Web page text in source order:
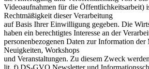
Videoaufnahmen für die Öffentlichkeitsarbeit)
Rechtmäßigkeit dieser Verarbeitung
auf Basis Ihrer Einwilligung gegeben. Die
haben ein berechtigtes Interesse an der
personenbezogenen Daten zur Information
Neuigkeiten, Workshops
und Veranstaltungen. Zu diesem Zweck
lit. f) DS-GVO Newsletter und